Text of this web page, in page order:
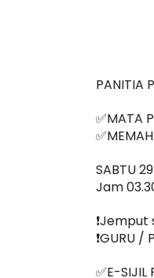
PANITIA
✅MATA
SABTU
Jam
❗️GURU /
✅E-SIJIL